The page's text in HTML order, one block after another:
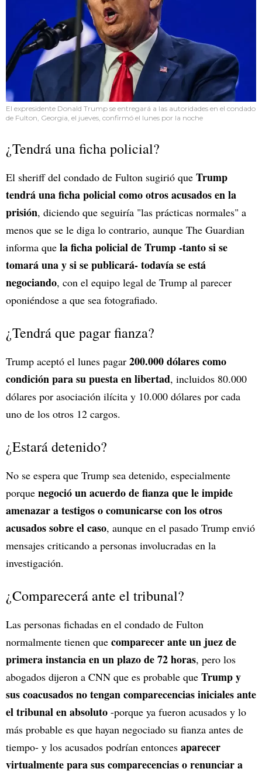
El expresidente Donald Trump se entregará a las autoridades en el condado
de Fulton, Georgia, el jueves, confirmó el lunes por la noche
¿Tendrá una ficha policial?
El sheriff del condado de Fulton sugirió que Trump
tendrá una ficha policial como otros acusados en la
prisión, diciendo que seguiría "las prácticas normales" a
menos que se le diga lo contrario, aunque The Guardian
informa que la ficha policial de Trump -tanto si se
tomará una y si se publicará- todavía se está
negociando, con el equipo legal de Trump al parecer
oponiéndose a que sea fotografiado.
¿Tendrá que pagar fianza?
Trump aceptó el lunes pagar 200.000 dólares como
condición para su puesta en libertad, incluidos 80.000
dólares por asociación ilícita y 10.000 dólares por cada
uno de los otros 12 cargos.
¿Estará detenido?
No se espera que Trump sea detenido, especialmente
porque negoció un acuerdo de fianza que le impide
amenazar a testigos o comunicarse con los otros
acusados sobre el caso, aunque en el pasado Trump envió
mensajes criticando a personas involucradas en la
investigación.
¿Comparecerá ante el tribunal?
Las personas fichadas en el condado de Fulton
normalmente tienen que comparecer ante un juez de
primera instancia en un plazo de 72 horas, pero los
abogados dijeron a CNN que es probable que Trump y
sus coacusados no tengan comparecencias iniciales ante
el tribunal en absoluto -porque ya fueron acusados y lo
más probable es que hayan negociado su fianza antes de
tiempo- y los acusados podrían entonces aparecer
virtualmente para sus comparecencias o renunciar a